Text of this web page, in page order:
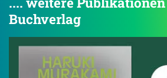
Buchverlag